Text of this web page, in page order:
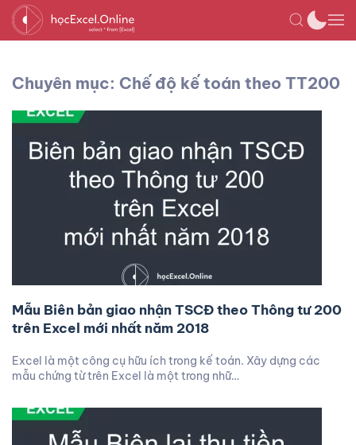
Chuyên mục: Chế độ kế toán theo TT200
Mẫu Biên bản giao nhận TSCĐ theo Thông tư 200
trên Excel mới nhất năm 2018
Excel là một công cụ hữu ích trong kế toán. Xây dựng các
mẫu chứng từ trên Excel là một trong nhữ…